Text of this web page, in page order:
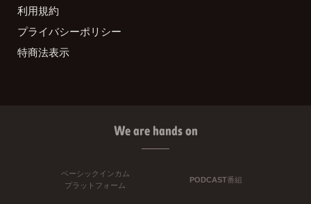
利用規約
プライバシーポリシー
特商法表示
We are hands on
ベーシックインカム
プラットフォーム
PODCAST番組